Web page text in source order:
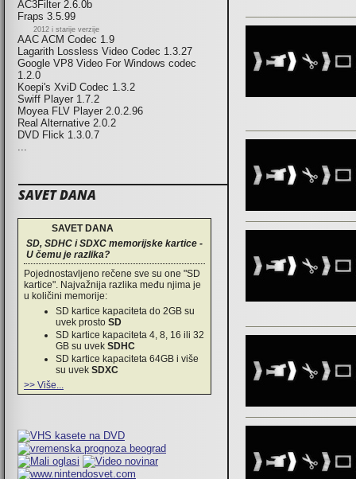
AC3Filter 2.6.0b
Fraps 3.5.99
2012 i starije verzije
AAC ACM Codec 1.9
Lagarith Lossless Video Codec 1.3.27
Google VP8 Video For Windows codec
1.2.0
Koepi's XviD Codec 1.3.2
Swiff Player 1.7.2
Moyea FLV Player 2.0.2.96
Real Alternative 2.0.2
DVD Flick 1.3.0.7
...
SAVET DANA
SAVET DANA
SD, SDHC i SDXC memorijske kartice -
U čemu je razlika?
Pojednostavljeno rečene sve su one "SD
kartice". Najvažnija razlika među njima je
u količini memorije:
SD kartice kapaciteta do 2GB su
uvek prosto SD
SD kartice kapaciteta 4, 8, 16 ili 32
GB su uvek SDHC
SD kartice kapaciteta 64GB i više
su uvek SDXC
>> Više...